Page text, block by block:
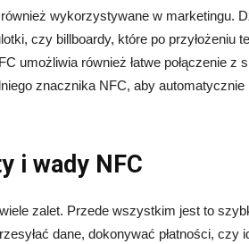
wykorzystywane w marketingu.
czy billboardy, które po przyłożeniu
umożliwia również łatwe połączenie
znacznika NFC, aby
i wady NFC
zalet. Przede wszystkim jest to
dane, dokonywać płatności,